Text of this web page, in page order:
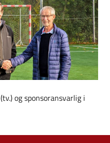
og sponsoransvarlig i